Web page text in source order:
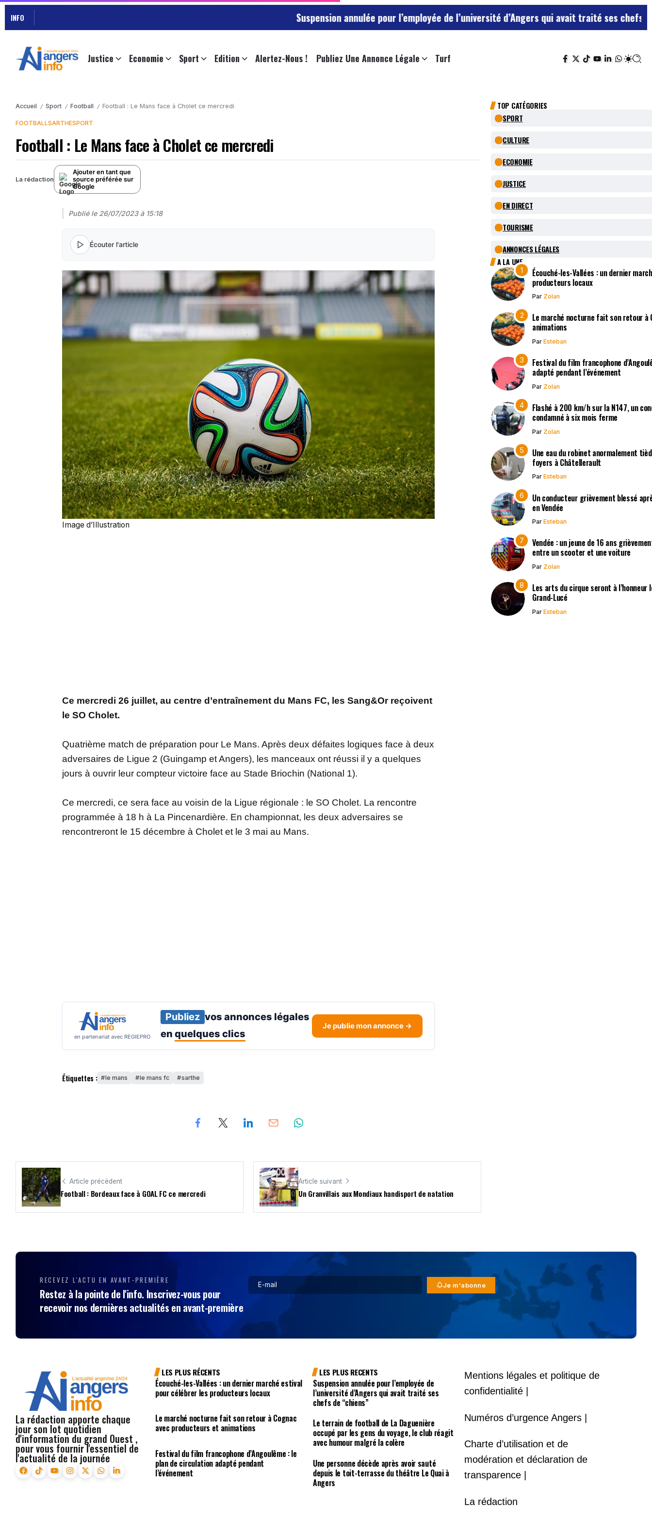
INFO Suspension annulée pour l’employée de l’université d’Angers qui avait traité ses chefs de “chiens”
Justice Economie Sport Edition Alertez-Nous ! Publiez Une Annonce Légale Turf
Accueil / Sport / Football / Football : Le Mans face à Cholet ce mercredi
FOOTBALLSARTHESPORT
Football : Le Mans face à Cholet ce mercredi
La rédaction
Ajouter en tant que
source préférée sur
Google
Publié le 26/07/2023 à 15:18
Écouter l'article
Image d’Illustration
Ce mercredi 26 juillet, au centre d’entraînement du Mans FC, les Sang&Or reçoivent
le SO Cholet.
Quatrième match de préparation pour Le Mans. Après deux défaites logiques face à deux
adversaires de Ligue 2 (Guingamp et Angers), les manceaux ont réussi il y a quelques
jours à ouvrir leur compteur victoire face au Stade Briochin (National 1).
Ce mercredi, ce sera face au voisin de la Ligue régionale : le SO Cholet. La rencontre
programmée à 18 h à La Pincenardière. En championnat, les deux adversaires se
rencontreront le 15 décembre à Cholet et le 3 mai au Mans.
en partenariat avec REGIEPRO
Publiez vos annonces légales
en quelques clics
Je publie mon annonce →
Étiquettes : le mans le mans fc sarthe
Article précédent
Football : Bordeaux face à GOAL FC ce mercredi
Article suivant
Un Granvillais aux Mondiaux handisport de natation
TOP CATÉGORIES
SPORT
CULTURE
ECONOMIE
JUSTICE
EN DIRECT
TOURISME
ANNONCES LÉGALES
A LA UNE
Écouché-les-Vallées : un dernier
producteurs locaux
Par Zolan
Le marché nocturne fait son retour à
animations
Par Esteban
Festival du film francophone
adapté pendant l’événement
Par Zolan
Flashé à 200 km/h sur la N147, un
condamné à six mois ferme
Par Zolan
Une eau du robinet anormalement
foyers à Châtellerault
Par Esteban
Un conducteur grièvement blessé
en Vendée
Par Esteban
Vendée : un jeune de 16 ans
entre un scooter et une voiture
Par Zolan
Les arts du cirque seront à l’honneur
Grand-Lucé
Par Esteban
RECEVEZ L'ACTU EN AVANT-PREMIÈRE
Restez à la pointe de l'info. Inscrivez-vous pour
recevoir nos dernières actualités en avant-première
Je m'abonne
La rédaction apporte chaque
jour son lot quotidien
d'information du grand Ouest ,
pour vous fournir l'essentiel de
l'actualité de la journée
LES PLUS RÉCENTS
Écouché-les-Vallées : un dernier marché estival
pour célébrer les producteurs locaux
Le marché nocturne fait son retour à Cognac
avec producteurs et animations
Festival du film francophone d’Angoulême : le
plan de circulation adapté pendant
l’événement
LES PLUS RECENTS
Suspension annulée pour l’employée de
l’université d’Angers qui avait traité ses
chefs de “chiens”
Le terrain de football de La Daguenière
occupé par les gens du voyage, le club réagit
avec humour malgré la colère
Une personne décède après avoir sauté
depuis le toit-terrasse du théâtre Le Quai à
Angers
Mentions légales et politique de
confidentialité |
Numéros d’urgence Angers |
Charte d’utilisation et de
modération et déclaration de
transparence |
La rédaction